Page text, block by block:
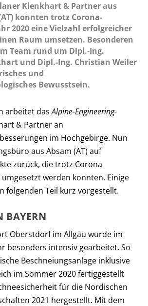
Klenkhart & Partner aus
konnten trotz Corona-
2020 eine Vielzahl erfolgreicher
Raum umsetzen. Besonderen
Team rund um Dipl.-Ing.
und Dipl.-Ing. Christian Weiler
und
Bewusstsein.
arbeitet dasAlpine-Engineering-
& Partner an
im Hochgebirge. Nun
aus Absam (AT) auf
zurück, die trotz Corona
werden konnten. Einige
folgenden Teil kurz vorgestellt.
BAYERN
Oberstdorf im Allgäu wurde im
besonders intensiv gearbeitet. So
Beschneiungsanlage inklusive
im Sommer 2020 fertiggestellt
für die Nordischen
2021 hergestellt. Mit dem